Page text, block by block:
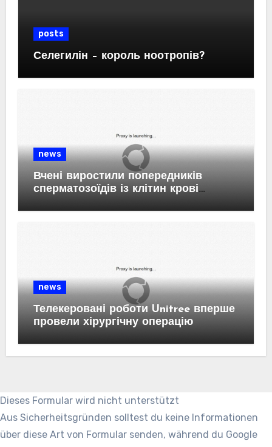
posts
Селегилін – король ноотропів?
news
Вчені виростили попередників
сперматозоїдів із клітин крові
news
Телекеровані роботи Unitree вперше
провели хірургічну операцію
Dieses Formular wird nicht unterstützt
Aus Sicherheitsgründen solltest du keine Informationen
über diese Art von Formular senden, während du Google